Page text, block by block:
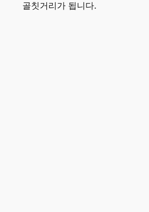
골칫거리가 됩니다.